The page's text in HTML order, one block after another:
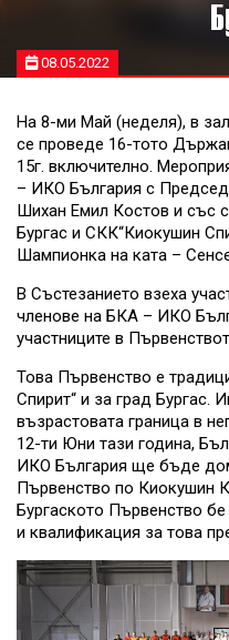
08.05.2022
На 8-ми Май (неделя), в
се проведе 16-тото
15г. включително.
– ИКО България с
Шихан Емил Костов и със
Бургас и СКК“Киокушин
Шампионка на ката –
В Състезанието взеха
членове на БКА – ИКО
участниците в
Това Първенство е
Спирит“ и за град Бургас.
възрастовата граница в
12-ти Юни тази година,
ИКО България ще бъде
Първенство по Киокушин
Бургаското Първенство
и квалификация за това